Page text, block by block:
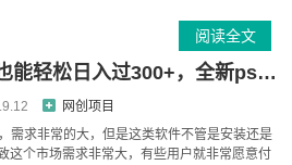
阅读全文
靠ps类软件安装包，也能轻松日入过300+，全新ps安装包0成本玩法，无保留讲解
网创项目
需求非常的大，但是这类软件不管是安装还是
这个市场需求非常大，有些用户就非常愿意付